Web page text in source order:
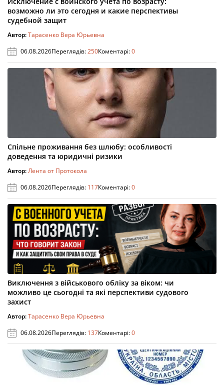
возможно ли это сегодня и какие перспективы
судебной защит
Автор:Тарасенко Вера Юрьевна
06.08.2026Переглядів:250Коментарі:0
Спільне проживання без шлюбу: особливості
доведення та юридичні ризики
Автор:Лента от Протокола
06.08.2026Переглядів: 117Коментарі:0
Виключення з військового обліку за віком: чи
можливо це сьогодні та які перспективи судового
захист
Автор:Тарасенко Вера Юрьевна
06.08.2026Переглядів: 137Коментарі:0